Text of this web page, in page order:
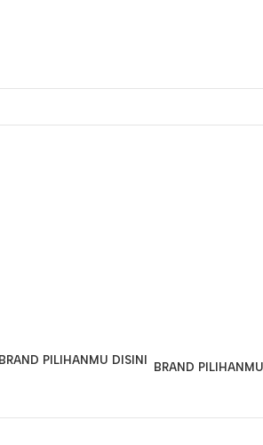
BRAND PILIHANMU